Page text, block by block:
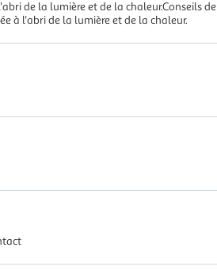
de la lumière et de la chaleur.Conseils de
à l'abri de la lumière et de la chaleur.